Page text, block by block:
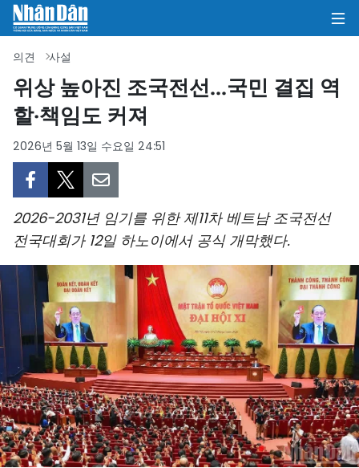
집
정치
비즈니스
사회
문화
스포츠
과학기술
여행
의견 사설
위상 높아진 조국전선...국민 결집 역
할·책임도 커져
2026년 5월 13일 수요일 24:51
2026-2031년 임기를 위한 제11차 베트남 조국전선
전국대회가 12일 하노이에서 공식 개막했다.